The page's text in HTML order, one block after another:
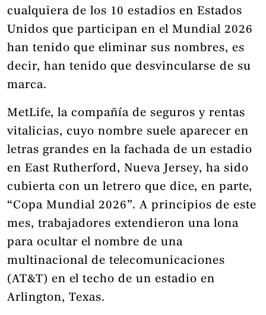
cualquiera de los 10 estadios en Estados
Unidos que participan en el Mundial 2026
han tenido que eliminar sus nombres, es
decir, han tenido que desvincularse de su
marca.
MetLife, la compañía de seguros y rentas
vitalicias, cuyo nombre suele aparecer en
letras grandes en la fachada de un estadio
en East Rutherford, Nueva Jersey, ha sido
cubierta con un letrero que dice, en parte,
“Copa Mundial 2026”. A principios de este
mes, trabajadores extendieron una lona
para ocultar el nombre de una
multinacional de telecomunicaciones
(AT&T) en el techo de un estadio en
Arlington, Texas.